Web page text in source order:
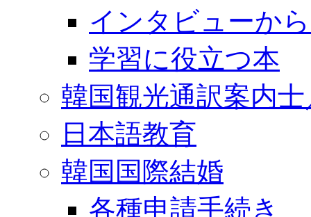
インタビューか
学習に役立つ本
韓国観光通訳案内
日本語教育
韓国国際結婚
各種申請手続き